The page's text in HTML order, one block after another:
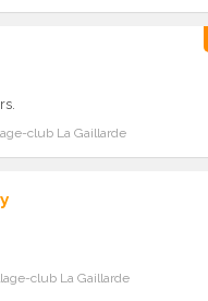
club La Gaillarde
club La Gaillarde